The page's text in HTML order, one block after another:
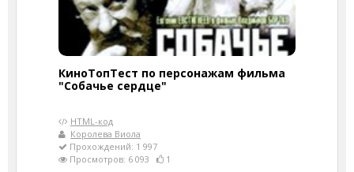
КиноТопТест по персонажам фильма
"Собачье сердце"
HTML-код
Королева Виола
Прохождений: 1 997
Просмотров: 6 093
1